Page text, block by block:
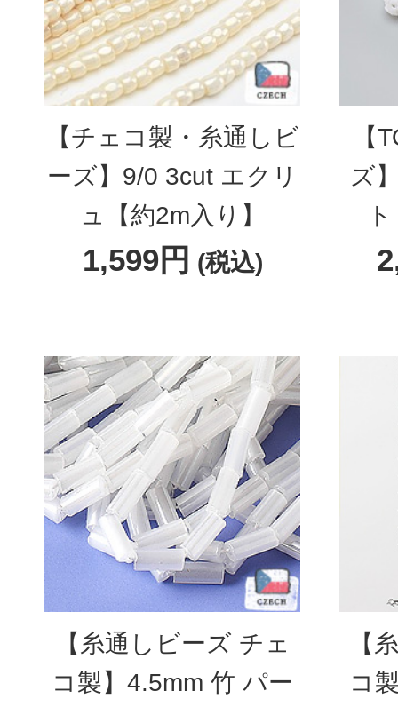
【チェコ製・糸通しビ
ーズ】9/0 3cut エクリ
ュ【約2m入り】
1,599円 (税込)
【
ズ
【糸通しビーズ チェ
コ製】4.5mm 竹 パー
【
コ